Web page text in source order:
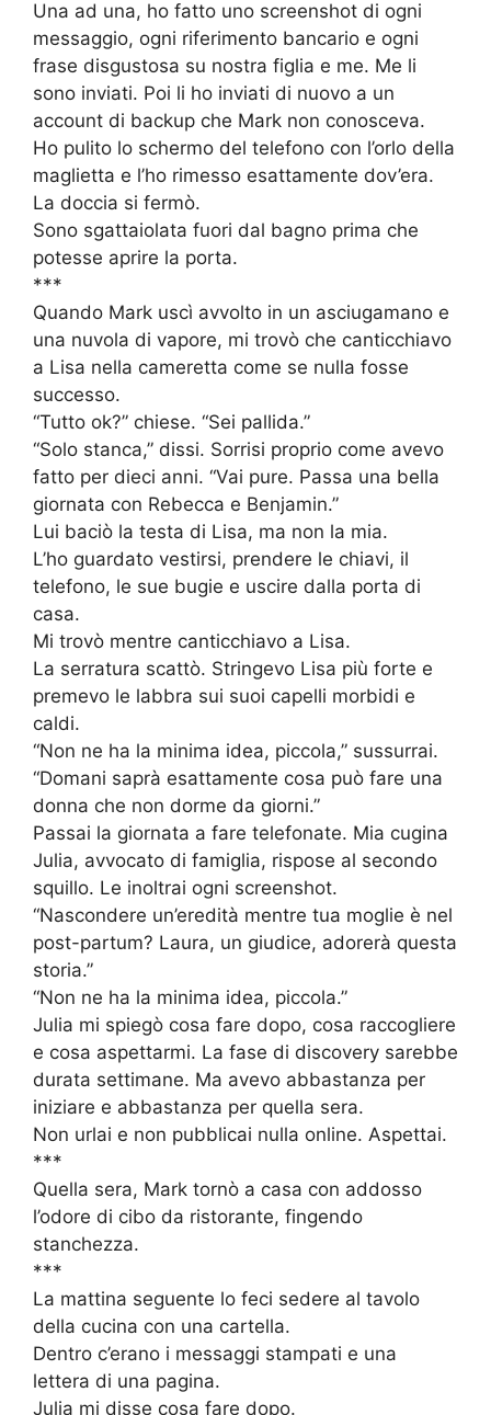
Una ad una, ho fatto uno screenshot di ogni
messaggio, ogni riferimento bancario e ogni
frase disgustosa su nostra figlia e me. Me li
sono inviati. Poi li ho inviati di nuovo a un
account di backup che Mark non conosceva.
Ho pulito lo schermo del telefono con l’orlo della
maglietta e l’ho rimesso esattamente dov’era.
La doccia si fermò.
Sono sgattaiolata fuori dal bagno prima che
potesse aprire la porta.
***
Quando Mark uscì avvolto in un asciugamano e
una nuvola di vapore, mi trovò che canticchiavo
a Lisa nella cameretta come se nulla fosse
successo.
“Tutto ok?” chiese. “Sei pallida.”
“Solo stanca,” dissi. Sorrisi proprio come avevo
fatto per dieci anni. “Vai pure. Passa una bella
giornata con Rebecca e Benjamin.”
Lui baciò la testa di Lisa, ma non la mia.
L’ho guardato vestirsi, prendere le chiavi, il
telefono, le sue bugie e uscire dalla porta di
casa.
Mi trovò mentre canticchiavo a Lisa.
La serratura scattò. Stringevo Lisa più forte e
premevo le labbra sui suoi capelli morbidi e
caldi.
“Non ne ha la minima idea, piccola,” sussurrai.
“Domani saprà esattamente cosa può fare una
donna che non dorme da giorni.”
Passai la giornata a fare telefonate. Mia cugina
Julia, avvocato di famiglia, rispose al secondo
squillo. Le inoltrai ogni screenshot.
“Nascondere un’eredità mentre tua moglie è nel
post-partum? Laura, un giudice, adorerà questa
storia.”
“Non ne ha la minima idea, piccola.”
Julia mi spiegò cosa fare dopo, cosa raccogliere
e cosa aspettarmi. La fase di discovery sarebbe
durata settimane. Ma avevo abbastanza per
iniziare e abbastanza per quella sera.
Non urlai e non pubblicai nulla online. Aspettai.
***
Quella sera, Mark tornò a casa con addosso
l’odore di cibo da ristorante, fingendo
stanchezza.
***
La mattina seguente lo feci sedere al tavolo
della cucina con una cartella.
Dentro c’erano i messaggi stampati e una
lettera di una pagina.
Julia mi disse cosa fare dopo.